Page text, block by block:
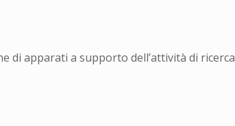
di apparati a supporto dell’attività di